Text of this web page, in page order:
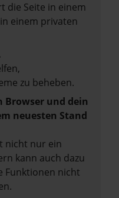
die Seite in einem
einem privaten
zu beheben.
Browser und dein
neuesten Stand
nicht nur ein
kann auch dazu
Funktionen nicht